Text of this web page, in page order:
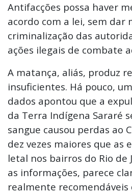
Antifacções possa haver
acordo com a lei, sem dar
criminalização das
ações ilegais de combate
A matança, aliás, produz
insuficientes. Há pouco,
dados apontou que a
da Terra Indígena Sararé
sangue causou perdas ao
dez vezes maiores que as
letal nos bairros do Rio de
as informações, parece
realmente recomendáveis